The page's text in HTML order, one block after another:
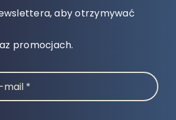
aby otrzymywać
promocjach.